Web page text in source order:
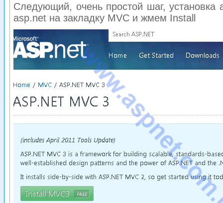
Следующий, очень простой шаг,
asp.net на закладку MVC и жмем Install